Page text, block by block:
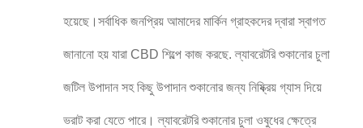
হয়েছে।সর্বাধিক জনপ্রিয় আমাদের মার্কিন গ্রাহকদের দ্বারা স্বাগত
জানানো হয় যারা CBD শিল্পে কাজ করছে. ল্যাবরেটরি শুকানোর চুলা
জটিল উপাদান সহ কিছু উপাদান শুকানোর জন্য নিষ্ক্রিয় গ্যাস দিয়ে
ভরাট করা যেতে পারে। ল্যাবরেটরি শুকানোর চুলা ওষুধের ক্ষেত্রে